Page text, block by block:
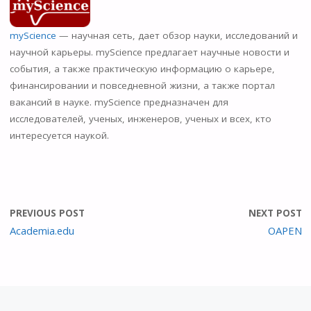
n
o
kl
as
s
ni
ki
myScience — научная сеть, дает обзор науки, исследований и
научной карьеры. myScience предлагает научные новости и
события, а также практическую информацию о карьере,
финансировании и повседневной жизни, а также портал
вакансий в науке. myScience предназначен для
исследователей, ученых, инженеров, ученых и всех, кто
интересуется наукой.
PREVIOUS POST
Academia.edu
NEXT POST
OAPEN